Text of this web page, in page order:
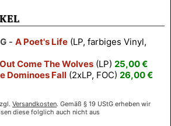
- A Poet's Life (LP, farbiges Vinyl,
Come The Wolves (LP) 25,00 €
Dominoes Fall (2xLP, FOC) 26,00 €
Versandkosten. Gemäß § 19 UStG erheben wir
diese folglich auch nicht aus